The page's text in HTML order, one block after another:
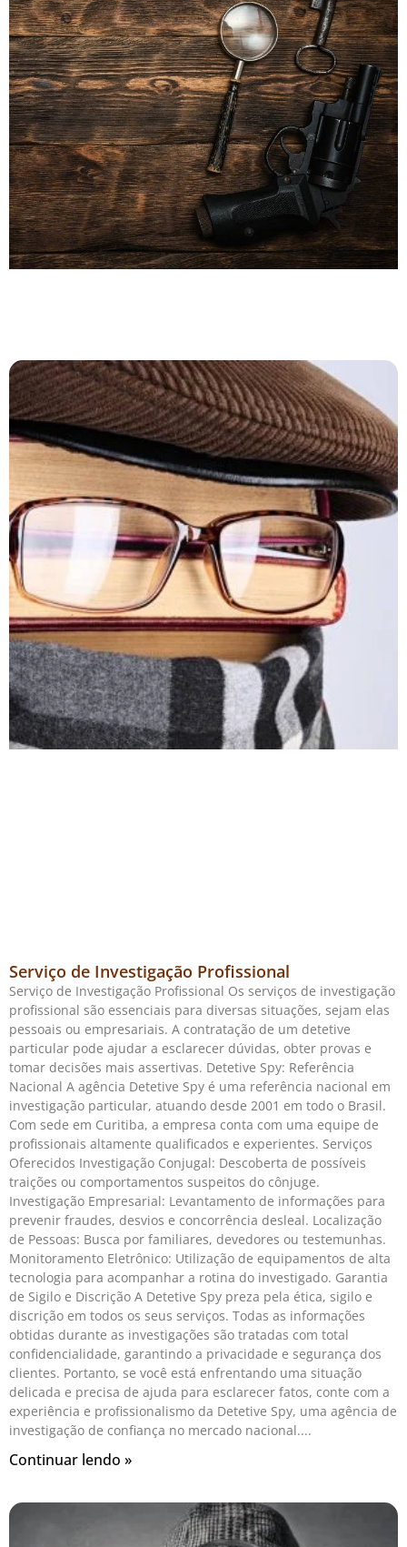
Serviço de Investigação Profissional
Serviço de Investigação Profissional Os serviços de investigação
profissional são essenciais para diversas situações, sejam elas
pessoais ou empresariais. A contratação de um detetive
particular pode ajudar a esclarecer dúvidas, obter provas e
tomar decisões mais assertivas. Detetive Spy: Referência
Nacional A agência Detetive Spy é uma referência nacional em
investigação particular, atuando desde 2001 em todo o Brasil.
Com sede em Curitiba, a empresa conta com uma equipe de
profissionais altamente qualificados e experientes. Serviços
Oferecidos Investigação Conjugal: Descoberta de possíveis
traições ou comportamentos suspeitos do cônjuge.
Investigação Empresarial: Levantamento de informações para
prevenir fraudes, desvios e concorrência desleal. Localização
de Pessoas: Busca por familiares, devedores ou testemunhas.
Monitoramento Eletrônico: Utilização de equipamentos de alta
tecnologia para acompanhar a rotina do investigado. Garantia
de Sigilo e Discrição A Detetive Spy preza pela ética, sigilo e
discrição em todos os seus serviços. Todas as informações
obtidas durante as investigações são tratadas com total
confidencialidade, garantindo a privacidade e segurança dos
clientes. Portanto, se você está enfrentando uma situação
delicada e precisa de ajuda para esclarecer fatos, conte com a
experiência e profissionalismo da Detetive Spy, uma agência de
investigação de confiança no mercado nacional.
Continuar lendo »